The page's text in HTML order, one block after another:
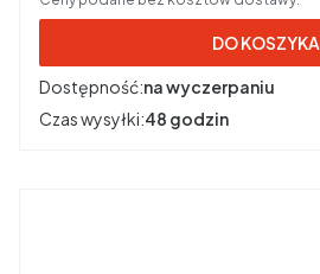
DO KOSZYKA
Dostępność:na wyczerpaniu
Czas wysyłki:48 godzin